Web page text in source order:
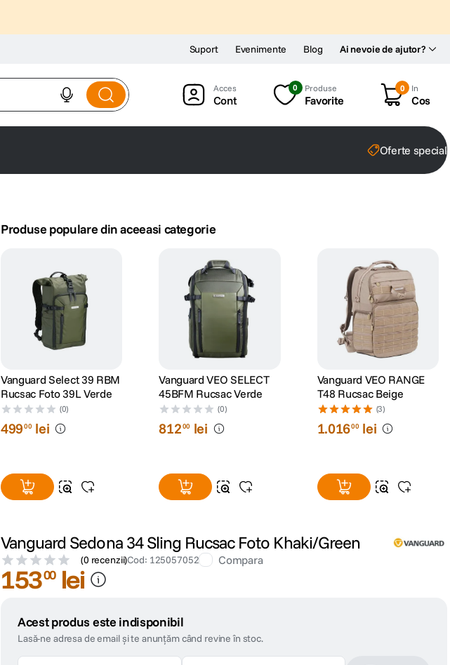
Ai nevoie de ajutor?
Suport Evenimente Blog
Cont
0 Produse
Favorite
0 In
Cos
Oferte
Produse populare din aceeasi categorie
Vanguard Select 39 RBM
Rucsac Foto 39L Verde
(0)
49900 lei
Vanguard VEO SELECT
45BFM Rucsac Verde
(0)
81200 lei
Vanguard VEO RANGE
T48 Rucsac Beige
(3)
1.01600 lei
Vanguard Sedona 34 Sling Rucsac Foto Khaki/Green
(0 recenzii)Cod: 125057052 Compara
15300 lei
Acest produs este indisponibil
Lasă-ne adresa de email și te anunțăm când revine în stoc.